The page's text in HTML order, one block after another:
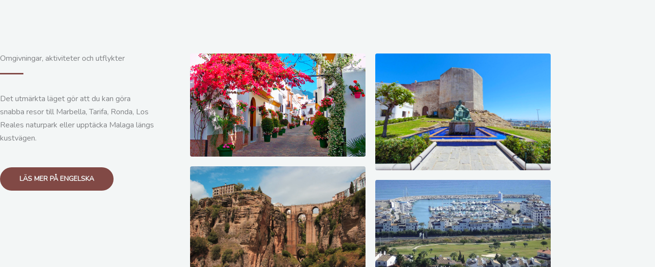
Omgivningar, aktiviteter och utflykter
Det utmärkta läget gör att du kan göra
snabba resor till Marbella, Tarifa, Ronda, Los
Reales naturpark eller upptäcka Malaga längs
kustvägen.
LÄS MER PÅ ENGELSKA